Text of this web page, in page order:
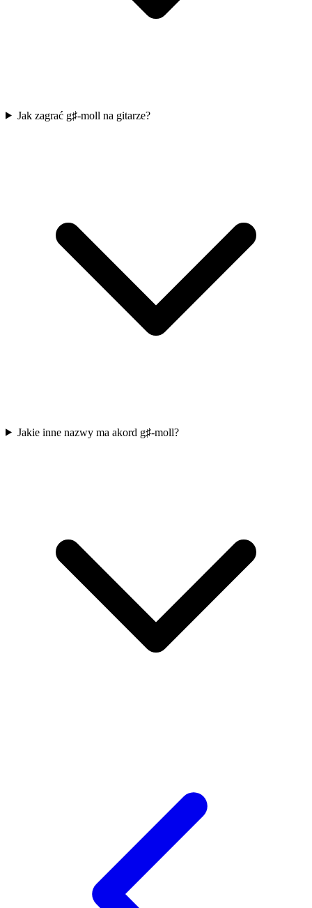
Jak zagrać g♯-moll na gitarze?
Jakie inne nazwy ma akord g♯-moll?